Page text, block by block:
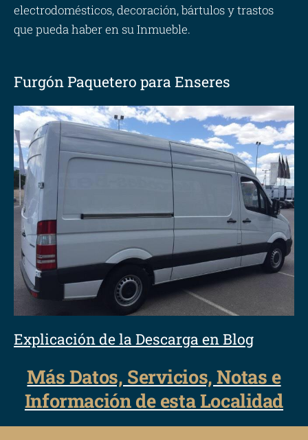
electrodomésticos, decoración, bártulos y trastos
que pueda haber en su Inmueble.
Furgón Paquetero para Enseres
Explicación de la Descarga en Blog
Más Datos, Servicios, Notas e
Información de esta Localidad